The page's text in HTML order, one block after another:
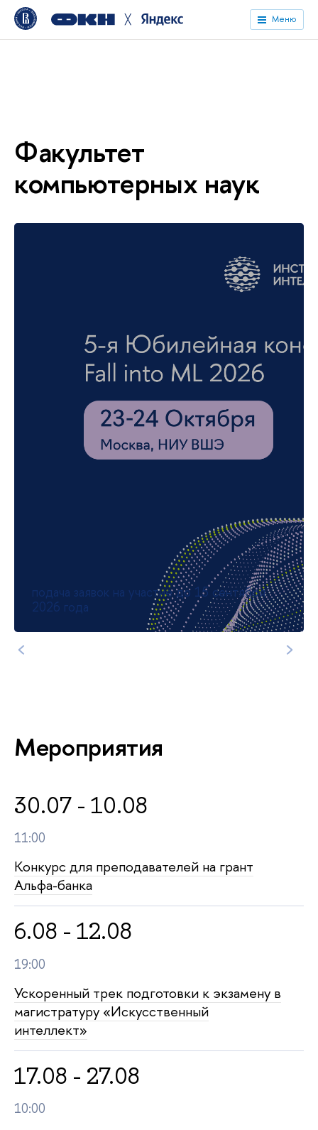
╳ Меню
Факультет
компьютерных наук
Онлайн-магистратура
интеллект в маркетинге и
управлении продуктом»
консультации с академическим
руководителем Дмитрием Еременко по
четвергам в 18:00
Мероприятия
30.07 - 10.08
11:00
Конкурс для преподавателей на грант
Альфа-банка
6.08 - 12.08
19:00
Ускоренный трек подготовки к экзамену
магистратуру «Искусственный
интеллект»
17.08 - 27.08
10:00